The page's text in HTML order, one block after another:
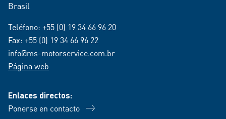
Brasil
Teléfono: +55 (0) 19 34 66 96 20
Fax: +55 (0) 19 34 66 96 22
info@ms-motorservice.com.br
Página web
Enlaces directos:
Ponerse en contacto